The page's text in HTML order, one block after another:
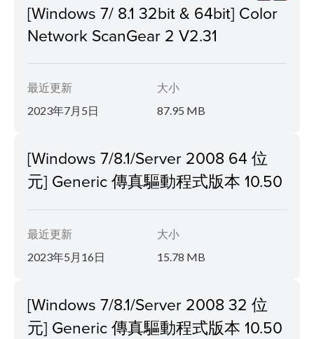
[Windows 7/ 8.1 32bit & 64bit] Color
Network ScanGear 2 V2.31
最近更新
2023年7月5日
大小
87.95 MB
[Windows 7/8.1/Server 2008 64 位
元] Generic 傳真驅動程式版本 10.50
最近更新
2023年5月16日
大小
15.78 MB
[Windows 7/8.1/Server 2008 32 位
元] Generic 傳真驅動程式版本 10.50